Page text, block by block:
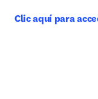
Clic aquí para